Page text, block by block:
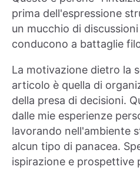
prima dell'espressione
un mucchio di
conducono a battaglie
La motivazione dietro la
articolo è quella di
della presa di decisioni.
dalle mie esperienze
lavorando nell'ambiente
alcun tipo di panacea.
ispirazione e prospettive